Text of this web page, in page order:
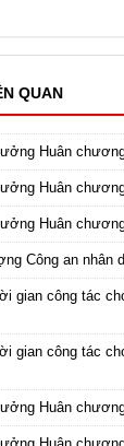
QUAN
Huân
Huân
Huân
Công an nhân
gian công tác
gian công tác
Huân